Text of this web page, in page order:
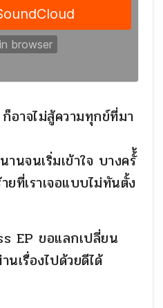
อาจไม่สู้ความทุกข์ที่มา
านจนเริ่มเข้าใจ บางครั้้
ยที่เราเจอแบบไม่ทันตั้ง
EP ขอแลกเปลี่ยน
นเรื่องไปด้วยดีได้